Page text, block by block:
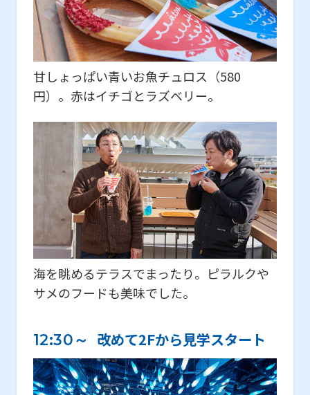
甘しょっぱい青いお魚チュロス（580
円）。赤はイチゴとラズベリー。
海を眺めるテラスでまったり。ピラルクや
サメのフードも美味でした。
12:30～ 改めて2Fから見学スタート